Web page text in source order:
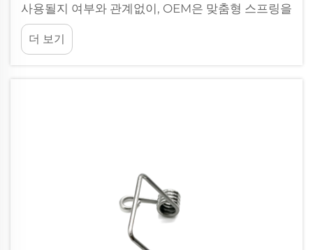
사용될지 여부와 관계없이, OEM은 맞춤형 스프링을
지정할 때 하나의 주요 우려 사항을 공유합니다. 즉,
부품을 일관되게 고품질로 생산할 수 있는 제조업체
와 협력하는 것입니다...
더 보기